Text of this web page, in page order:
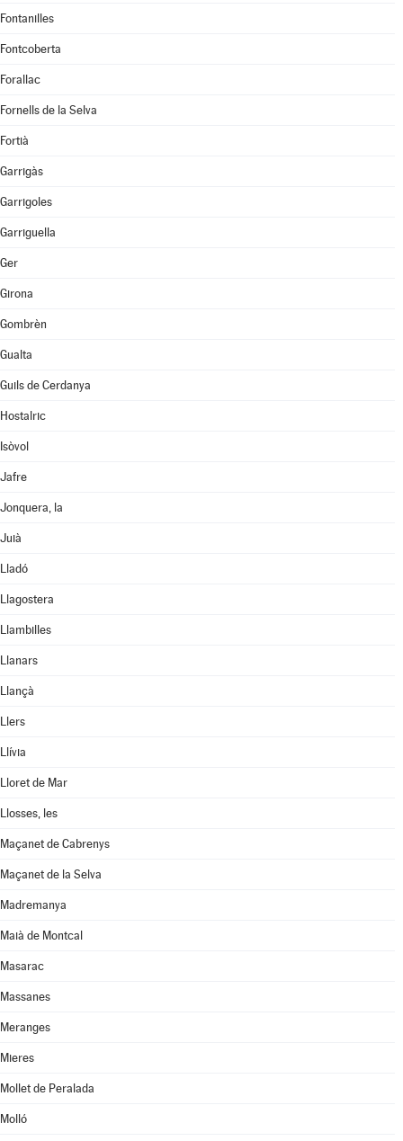
Fontanilles
Fontcoberta
Forallac
Fornells de la Selva
Fortià
Garrigàs
Garrigoles
Garriguella
Ger
Girona
Gombrèn
Gualta
Guils de Cerdanya
Hostalric
Isòvol
Jafre
Jonquera, la
Juià
Lladó
Llagostera
Llambilles
Llanars
Llançà
Llers
Llívia
Lloret de Mar
Llosses, les
Maçanet de Cabrenys
Maçanet de la Selva
Madremanya
Maià de Montcal
Masarac
Massanes
Meranges
Mieres
Mollet de Peralada
Molló